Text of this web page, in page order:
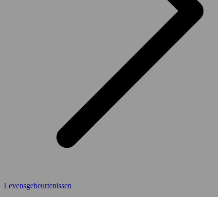
Levensgebeurtenissen